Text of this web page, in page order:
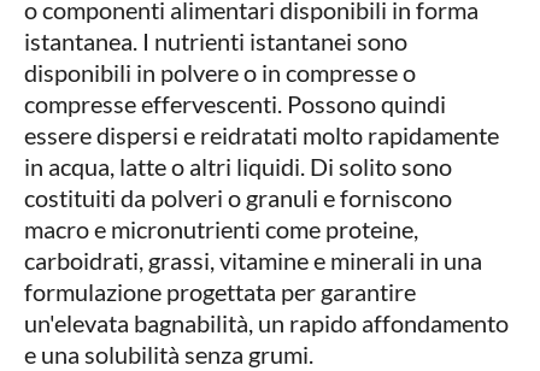
o componenti alimentari disponibili in forma
istantanea. I nutrienti istantanei sono
disponibili in polvere o in compresse o
compresse effervescenti. Possono quindi
essere dispersi e reidratati molto rapidamente
in acqua, latte o altri liquidi. Di solito sono
costituiti da polveri o granuli e forniscono
macro e micronutrienti come proteine,
carboidrati, grassi, vitamine e minerali in una
formulazione progettata per garantire
un'elevata bagnabilità, un rapido affondamento
e una solubilità senza grumi.